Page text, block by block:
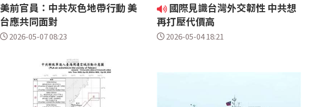
美前官員：中共灰色地帶行動 美
台應共同面對
2026-05-07 08:23
國際見識台灣外交韌性 中共想
再打壓代價高
2026-05-04 18:21